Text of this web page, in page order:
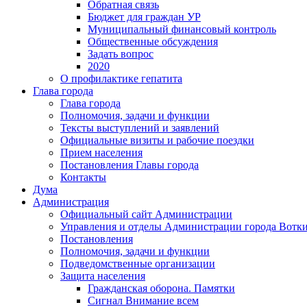
Обратная связь
Бюджет для граждан УР
Муниципальный финансовый контроль
Общественные обсуждения
Задать вопрос
2020
О профилактике гепатита
Глава города
Глава города
Полномочия, задачи и функции
Тексты выступлений и заявлений
Официальные визиты и рабочие поездки
Прием населения
Постановления Главы города
Контакты
Дума
Администрация
Официальный сайт Администрации
Управления и отделы Администрации города
Постановления
Полномочия, задачи и функции
Подведомственные организации
Защита населения
Гражданская оборона. Памятки
Сигнал Внимание всем